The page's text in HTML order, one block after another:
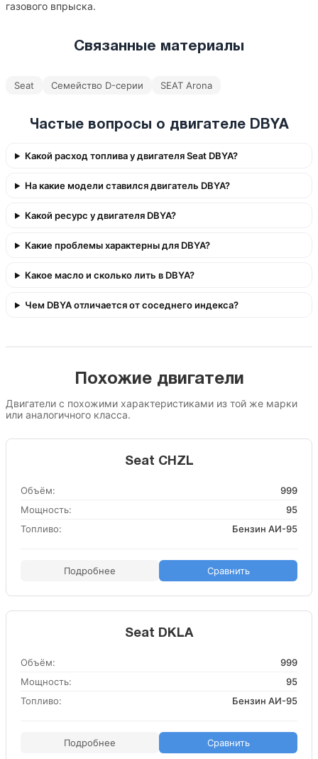
газового впрыска.
Связанные материалы
Seat Семейство D-серии SEAT Arona
Частые вопросы о двигателе DBYA
Какой расход топлива у двигателя Seat DBYA?
На какие модели ставился двигатель DBYA?
Какой ресурс у двигателя DBYA?
Какие проблемы характерны для DBYA?
Какое масло и сколько лить в DBYA?
Чем DBYA отличается от соседнего индекса?
Похожие двигатели
Двигатели с похожими характеристиками из той же марки
или аналогичного класса.
Seat CHZL
Объём:
999
Мощность:
95
Топливо:
Бензин АИ-95
Подробнее Сравнить
Seat DKLA
Объём:
999
Мощность:
95
Топливо:
Бензин АИ-95
Подробнее Сравнить